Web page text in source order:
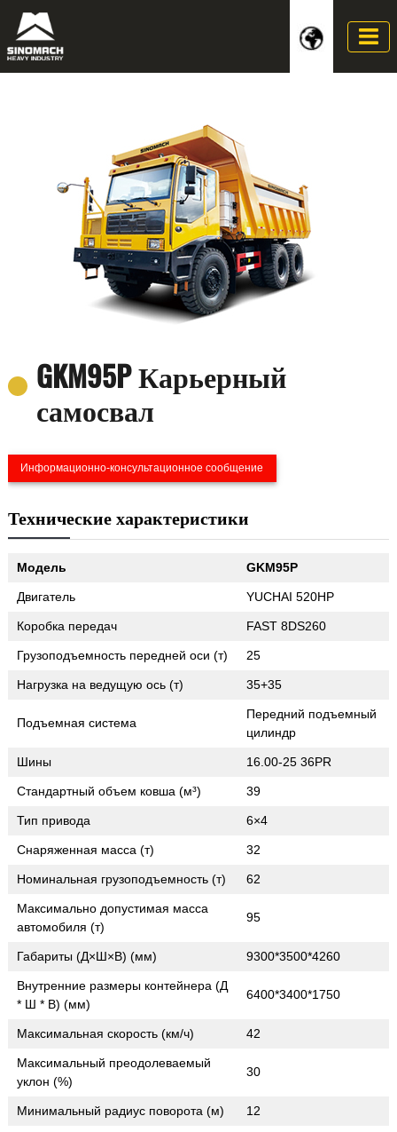
GKM95P Карьерный
самосвал
Информационно-консультационное сообщение
Технические характеристики
Модель GKM95P
Двигатель YUCHAI 520HP
Коробка передач FAST 8DS260
Грузоподъемность передней оси (т) 25
Нагрузка на ведущую ось (т) 35+35
Подъемная система
Передний подъемный
цилиндр
Шины 16.00-25 36PR
Стандартный объем ковша (м³) 39
Тип привода 6×4
Снаряженная масса (т) 32
Номинальная грузоподъемность (т) 62
Максимально допустимая масса
автомобиля (т)
95
Габариты (Д×Ш×В) (мм) 9300*3500*4260
Внутренние размеры контейнера (Д
* Ш * В) (мм)
6400*3400*1750
Максимальная скорость (км/ч) 42
Максимальный преодолеваемый
уклон (%)
30
Минимальный радиус поворота (м) 12